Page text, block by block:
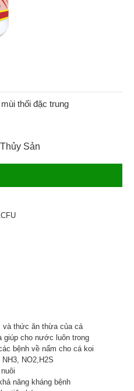
thối đặc trung
Sản
và thức ăn thừa của cá
giúp cho nước luôn trong
bệnh về nấm cho cá koi
NO2,H2S
năng kháng bệnh